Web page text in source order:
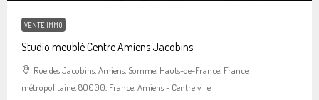
VENTE IMMO
Studio meublé Centre Amiens Jacobins
Rue des Jacobins, Amiens, Somme, Hauts-de-France, France
métropolitaine, 80000, France, Amiens - Centre ville